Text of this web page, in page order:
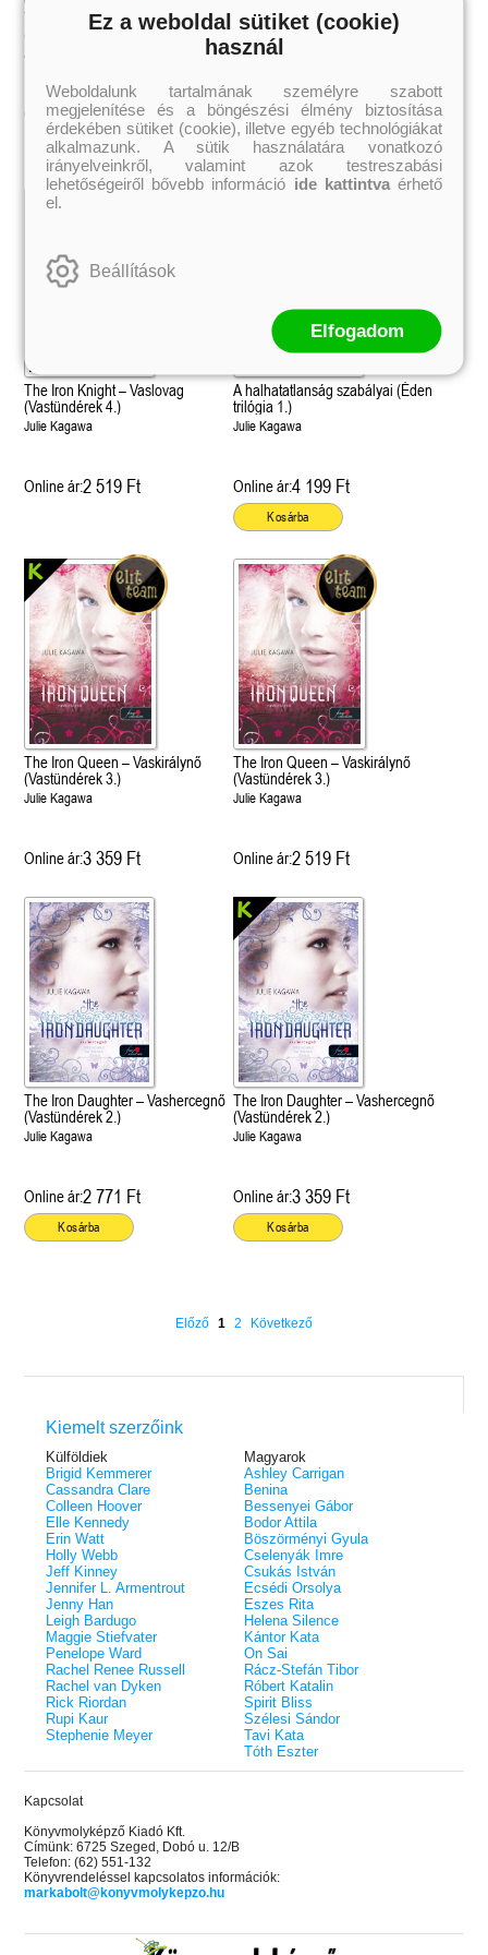
- Hamvadó trón
-Szívcsend,
- Szélben sodródó
29. Rebel (A Renegátok 3.)
Rebecca Yarros
30.
A Court of Silver Flames – Ezüst
lángok udvara (Tüskék és rózsák
udvara 5.)
Különleges éldekorált kiadás! -
Javított kiadás
Sarah J. Maas
Tolvajok és a káosz
(Sors és tűz 3.)
K. A. Tucker
(Várok rád 6.)
Jennifer L. Armentrout
40.
A Queen of Thieves
Tolvajok és a káosz
(Sors és tűz 3.)
Különleges
K. A. Tucker
The Iron King - A vaskirály
(Vastündérek 1.)
Julie Kagawa
Online ár:3 359 Ft
A halhatatlanság ellenszere (Éden
trilógia 2.)
Julie Kagawa
Online ár: 3 275 Ft
Kosárba
The Iron Knight – Vaslovag
(Vastündérek 4.)
Julie Kagawa
Online ár:2 519 Ft
A halhatatlanság szabályai (Éden
trilógia 1.)
Julie Kagawa
Online ár:4 199 Ft
Kosárba
The Iron Queen – Vaskirálynő
(Vastündérek 3.)
Julie Kagawa
Online ár:3 359 Ft
The Iron Queen – Vaskirálynő
(Vastündérek 3.)
Julie Kagawa
Online ár:2 519 Ft
The Iron Daughter – Vashercegnő
(Vastündérek 2.)
Julie Kagawa
Online ár:2 771 Ft
Kosárba
The Iron Daughter – Vashercegnő
(Vastündérek 2.)
Julie Kagawa
Online ár:3 359 Ft
Kosárba
Előző 1 2 Következő
Kiemelt szerzőink
Külföldiek
Brigid Kemmerer
Cassandra Clare
Colleen Hoover
Elle Kennedy
Erin Watt
Holly Webb
Jeff Kinney
Jennifer L. Armentrout
Jenny Han
Leigh Bardugo
Maggie Stiefvater
Penelope Ward
Rachel Renee Russell
Rachel van Dyken
Rick Riordan
Rupi Kaur
Stephenie Meyer
Magyarok
Ashley Carrigan
Benina
Bessenyei Gábor
Bodor Attila
Böszörményi Gyula
Cselenyák Imre
Csukás István
Ecsédi Orsolya
Eszes Rita
Helena Silence
Kántor Kata
On Sai
Rácz-Stefán Tibor
Róbert Katalin
Spirit Bliss
Szélesi Sándor
Tavi Kata
Tóth Eszter
Kapcsolat
Könyvmolyképző Kiadó Kft.
Címünk: 6725 Szeged, Dobó u. 12/B
Telefon: (62) 551-132
Könyvrendeléssel kapcsolatos információk:
markabolt@konyvmolykepzo.hu
Ez a weboldal sütiket (cookie)
használ
Weboldalunk tartalmának személyre szabott
megjelenítése és a böngészési élmény biztosítása
érdekében sütiket (cookie), illetve egyéb technológiákat
alkalmazunk. A sütik használatára vonatkozó
irányelveinkről, valamint azok testreszabási
lehetőségeiről bővebb információ ide kattintvaérhető
el.
Beállítások
Elfogadom